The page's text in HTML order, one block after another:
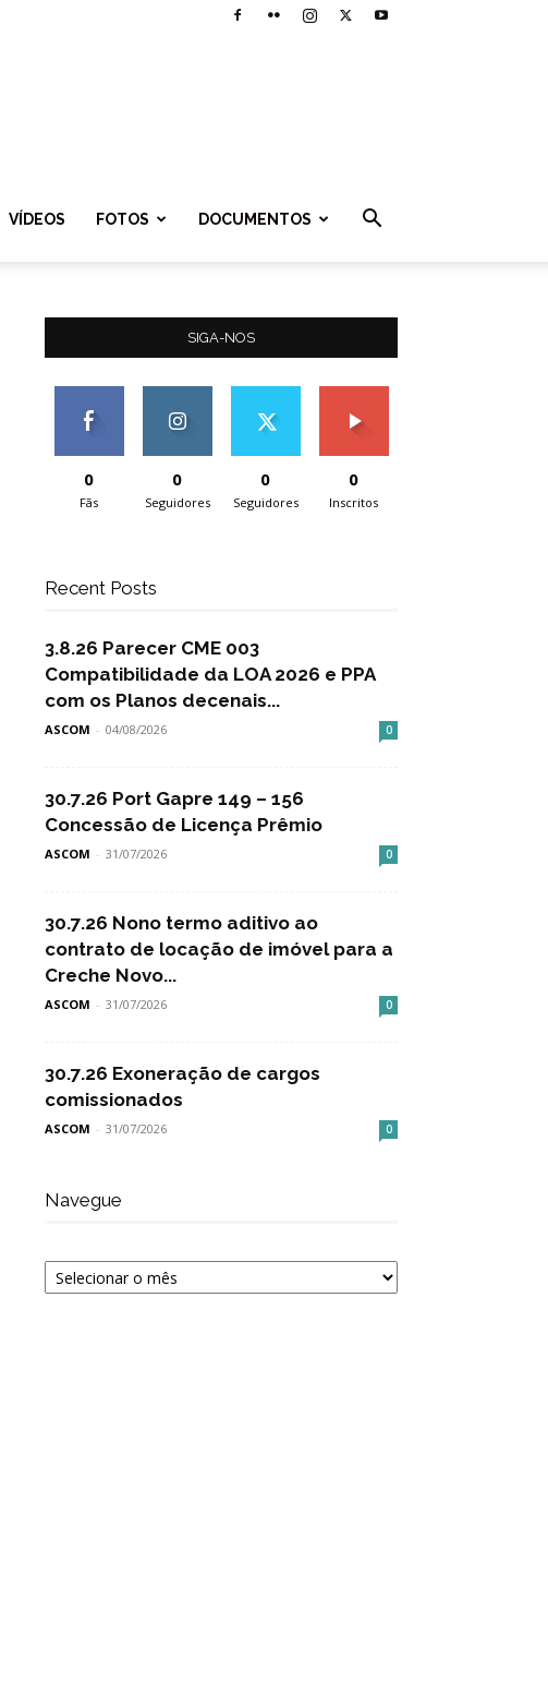
VÍDEOS FOTOS DOCUMENTOS
SIGA-NOS
0
Fãs
0
Seguidores
0
Seguidores
0
Inscritos
Recent Posts
3.8.26 Parecer CME 003
Compatibilidade da LOA 2026 e PPA
com os Planos decenais...
ASCOM - 04/08/2026 0
30.7.26 Port Gapre 149 – 156
Concessão de Licença Prêmio
ASCOM - 31/07/2026 0
30.7.26 Nono termo aditivo ao
contrato de locação de imóvel para a
Creche Novo...
ASCOM - 31/07/2026 0
30.7.26 Exoneração de cargos
comissionados
ASCOM - 31/07/2026 0
Navegue
Navegue